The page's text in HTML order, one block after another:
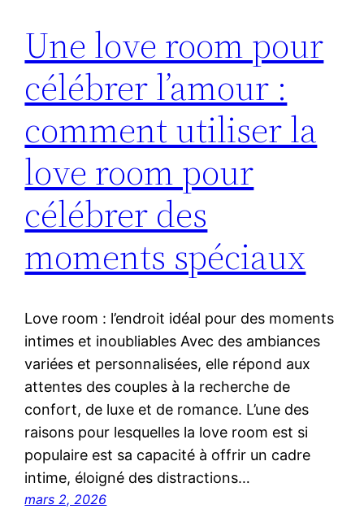
Une love room pour
célébrer l’amour :
comment utiliser la
love room pour
célébrer des
moments spéciaux
Love room : l’endroit idéal pour des moments
intimes et inoubliables Avec des ambiances
variées et personnalisées, elle répond aux
attentes des couples à la recherche de
confort, de luxe et de romance. L’une des
raisons pour lesquelles la love room est si
populaire est sa capacité à offrir un cadre
intime, éloigné des distractions…
mars 2, 2026